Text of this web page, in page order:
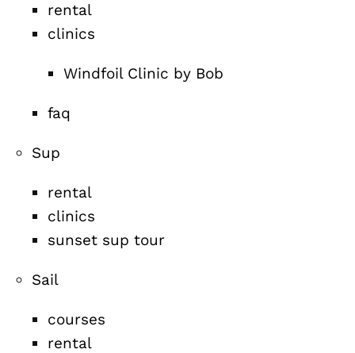
rental
clinics
Windfoil Clinic by Bob
faq
Sup
rental
clinics
sunset sup tour
Sail
courses
rental